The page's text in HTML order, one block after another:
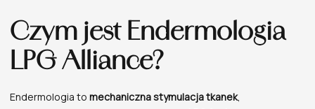
Czym jest Endermologia
LPG Alliance?
Endermologia to mechaniczna stymulacja tkanek,